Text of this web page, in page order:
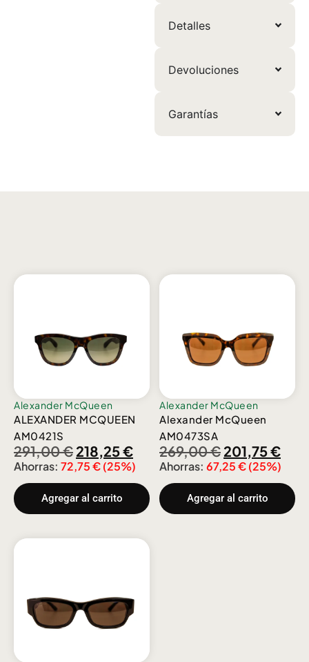
Detalles
Devoluciones
Garantías
Alexander McQueen
ALEXANDER MCQUEEN
AM0421S
291,00€ 218,25€
Ahorras: 72,75€(25%)
Agregar al carrito
Alexander McQueen
Alexander McQueen
AM0473SA
269,00€ 201,75€
Ahorras: 67,25€(25%)
Agregar al carrito